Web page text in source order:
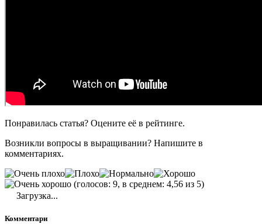
Понравилась статья? Оцените её в рейтинге.
Возникли вопросы в выращивании? Напишите в
комментариях.
(голосов: 9, в среднем: 4,56 из 5)
Загрузка...
Комментари